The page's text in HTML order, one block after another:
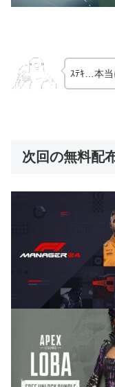
ｽﾃｷ…本当
次回の無料配